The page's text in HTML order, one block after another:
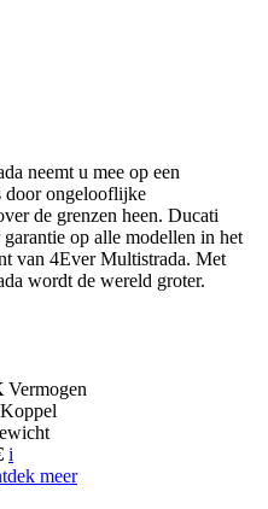
neemt u mee op een
door ongelooflijke
de grenzen heen. Ducati
op alle modellen in het
van 4Ever Multistrada. Met
wordt de wereld groter.
Vermogen
Koppel
i
meer